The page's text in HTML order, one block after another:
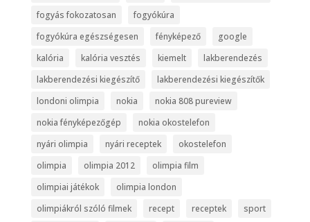
fogyás fokozatosan
fogyókúra
fogyókúra egészségesen
fényképező
google
kalória
kalória vesztés kiemelt
lakberendezés
lakberendezési kiegészítő
lakberendezési kiegészítők
londoni olimpia
nokia
nokia 808 pureview
nokia fényképezőgép
nokia okostelefon
nyári olimpia
nyári receptek
okostelefon
olimpia
olimpia 2012
olimpia film
olimpiai játékok
olimpia london
olimpiákról szóló filmek
recept receptek
sport